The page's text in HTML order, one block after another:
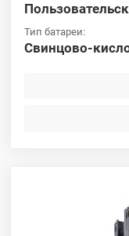
Тип батареи:
Свинцово-